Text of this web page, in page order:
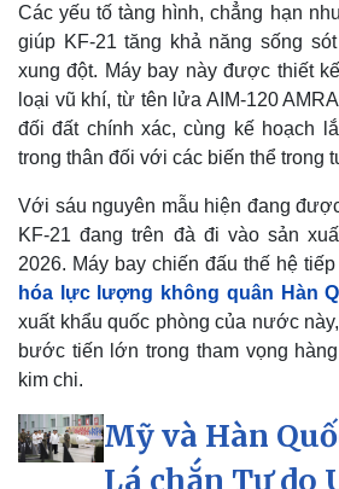
Thể thao
Bóng đá
Lịch thi đấu bóng đá
Thế giới thể thao
eSports
Hậu trường
Ô tô -
Ô tô
Xe
Các yếu tố tàng hình, chẳng hạn
giúp KF-21 tăng khả năng sống
xung đột. Máy bay này được thiết
loại vũ khí, từ tên lửa AIM-120
đối đất chính xác, cùng kế hoạch
trong thân đối với các biến thể trong
Với sáu nguyên mẫu hiện đang
KF-21 đang trên đà đi vào sản
2026. Máy bay chiến đấu thế hệ
hóa lực lượng không quân Hàn
xuất khẩu quốc phòng của nước
bước tiến lớn trong tham vọng
kim chi.
Mỹ và Hàn
Lá chắn Tự do